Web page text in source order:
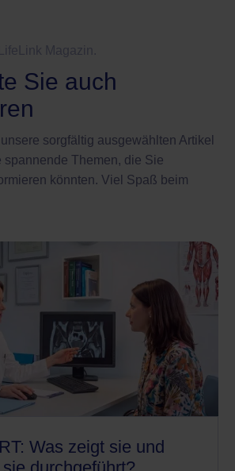
Sie auch
sorgfältig ausgewählten Artikel
spannende Themen, die Sie
könnten. Viel Spaß beim
Was zeigt sie und